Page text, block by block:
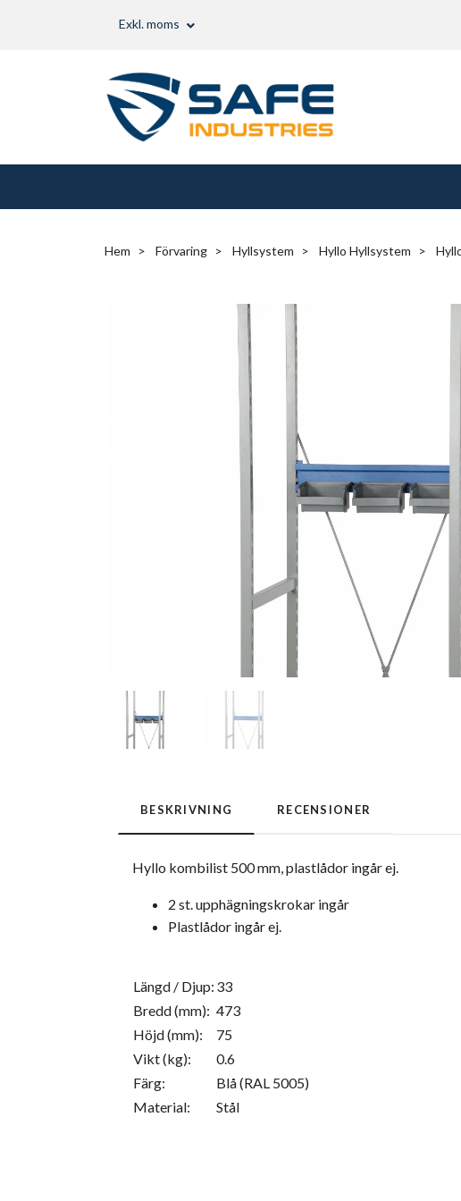
Exkl. moms
Hem Förvaring Hyllsystem Hyllo Hyllsystem
BESKRIVNING RECENSIONER
Hyllo kombilist 500 mm, plastlådor ingår ej.
2 st. upphägningskrokar ingår
Plastlådor ingår ej.
Längd / Djup: 33
Bredd (mm): 473
Höjd (mm):
75
Vikt (kg):
0.6
Färg:
Blå (RAL 5005)
Material:
Stål